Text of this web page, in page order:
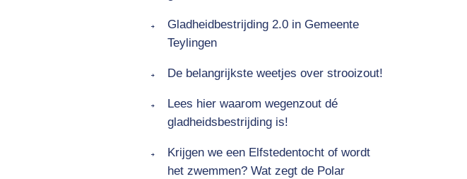
Gladheidbestrijding 2.0 in Gemeente
Teylingen
De belangrijkste weetjes over strooizout!
Lees hier waarom wegenzout dé
gladheidsbestrijding is!
Krijgen we een Elfstedentocht of wordt
het zwemmen? Wat zegt de Polar